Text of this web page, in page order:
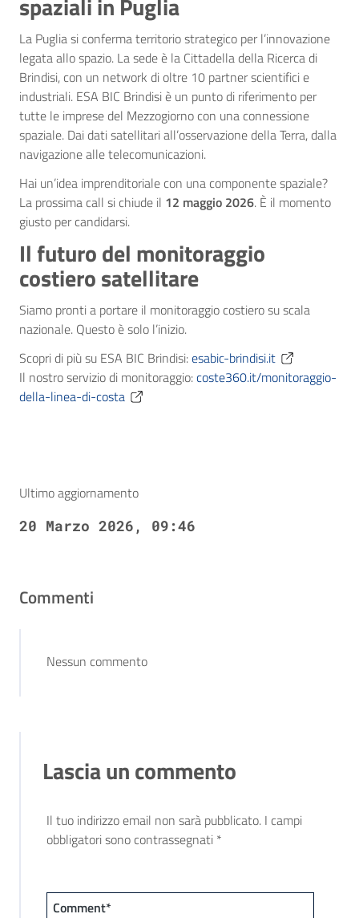
La Puglia si conferma territorio strategico per l’innovazione
legata allo spazio. La sede è la Cittadella della Ricerca di
Brindisi, con un network di oltre 10 partner scientifici e
industriali. ESA BIC Brindisi è un punto di riferimento per
tutte le imprese del Mezzogiorno con una connessione
spaziale. Dai dati satellitari all’osservazione della Terra, dalla
navigazione alle telecomunicazioni.
Hai un’idea imprenditoriale con una componente spaziale?
La prossima call si chiude il 12 maggio 2026. È il momento
giusto per candidarsi.
Il futuro del monitoraggio
costiero satellitare
Siamo pronti a portare il monitoraggio costiero su scala
nazionale. Questo è solo l’inizio.
Scopri di più su ESA BIC Brindisi:esabic-brindisi.it
Il nostro servizio di monitoraggio:coste360.it/monitoraggio-
della-linea-di-costa
Ultimo aggiornamento
20 Marzo 2026, 09:46
Commenti
Nessun commento
Lascia un commento
Il tuo indirizzo email non sarà pubblicato. I campi
obbligatori sono contrassegnati *
Comment*